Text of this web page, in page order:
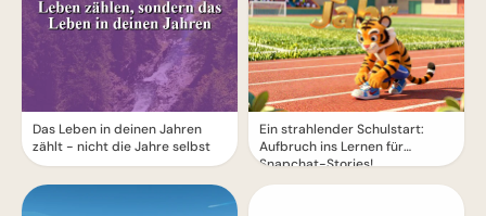
Das Leben in deinen Jahren
zählt - nicht die Jahre selbst
Ein strahlender Schulstart:
Aufbruch ins Lernen für
Snapchat-Stories!